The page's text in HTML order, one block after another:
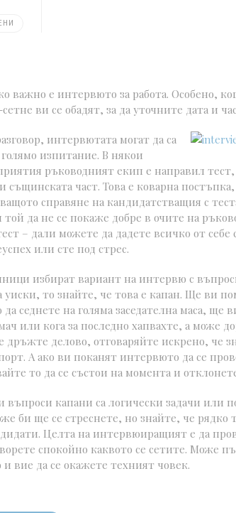
важно е интервюто за работа. Особено,
ви се обадят, за да уточните дата и
интервютата могат да са
изпитание. В някои
ръководният екип е направил
същинската част. Това е коварна
справяне на кандидатстващия с
да не се покаже добре в очите на
– дали можете да дадете всичко от себе
или сте под стрес.
избират вариант на интервю с
уиски, то знайте, че това е капан. Ще ви
да седнете на голяма заседателна маса, ще
или кога за последно хапвахте, а може
дръжте делово, отговаряйте искрено, че
А ако ви поканят интервюто да се
то да се състои на момента и
въпроси капани са логически задачи или
би ще се стреснете, но знайте, че рядко
Целта на интервюиращият е да
спокойно каквото се сетите. Може
и вие да се окажете техният човек.